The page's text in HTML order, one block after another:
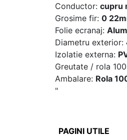
Conductor: cupru
Grosime fir: 0
Folie ecranaj:
Diametru exterior:
Izolatie externa:
Greutate / rola
Ambalare: Rola
"
PAGINI UTILE